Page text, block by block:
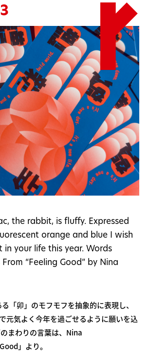
the rabbit, is fluffy. Expressed
orange and blue I wish
in your life this year. Words
“Feeling Good” by Nina
「卯」のモフモフを抽象的に表現し、
元気よく今年を過ごせるように願いを込
まわりの言葉は、Nina
」より。